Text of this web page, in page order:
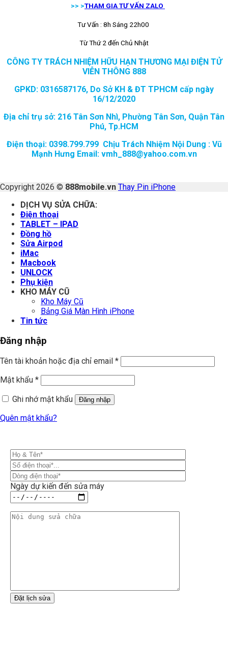
>> >THAM GIA TƯ VẤN ZALO
Tư Vấn : 8h Sáng 22h00
Từ Thứ 2 đến Chủ Nhật
CÔNG TY TRÁCH NHIỆM HỮU HẠN THƯƠNG MẠI ĐIỆN TỬ
VIỄN THÔNG 888
GPKD: 0316587176, Do Sở KH & ĐT TPHCM cấp ngày
16/12/2020
Địa chỉ trụ sở: 216 Tân Sơn Nhì, Phường Tân Sơn, Quận Tân
Phú, Tp.HCM
Điện thoại: 0398.799.799 Chịu Trách Nhiệm Nội Dung : Vũ
Mạnh Hưng Email: vmh_888@yahoo.com.vn
Copyright 2026 © 888mobile.vn Thay Pin iPhone
DỊCH VỤ SỬA CHỮA:
Điện thoại
TABLET – IPAD
Đồng hồ
Sửa Airpod
iMac
Macbook
UNLOCK
Phụ kiện
KHO MÁY CŨ
Kho Máy Cũ
Bảng Giá Màn Hình iPhone
Tin tức
Đăng nhập
Tên tài khoản hoặc địa chỉ email *
Mật khẩu *
Ghi nhớ mật khẩu
Đăng nhập
Quên mật khẩu?
Ngày dự kiến đến sửa máy